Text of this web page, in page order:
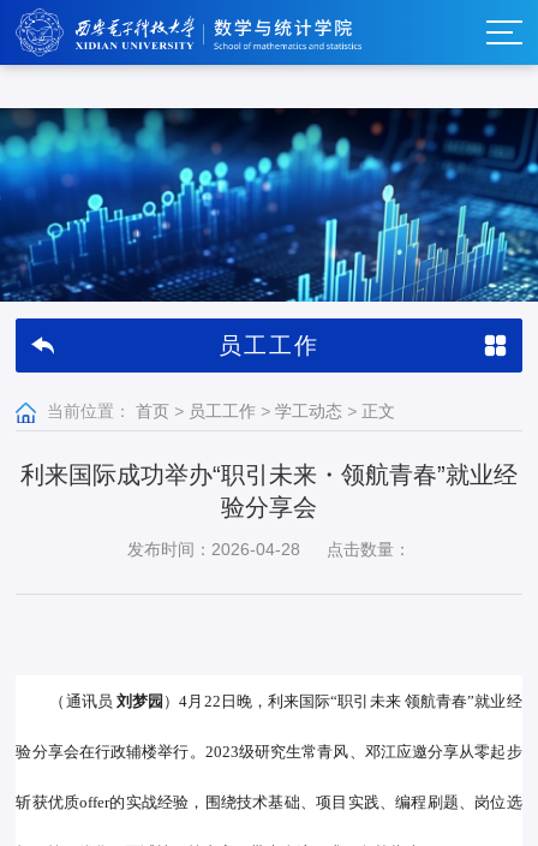
w66利来_w66利来·(集团)官方-首页
员工工作
当前位置： 首页 > 员工工作 > 学工动态 > 正文
利来国际成功举办“职引未来・领航青春”就业经
验分享会
发布时间：2026-04-28 点击数量：
（通讯员 刘梦园 ）4月22日晚，利来国际“职引未来 领航青春”就业经
验分享会在行政辅楼举行。2023级研究生常青风、邓江应邀分享从零起步
斩获优质offer的实战经验，围绕技术基础、项目实践、编程刷题、岗位选